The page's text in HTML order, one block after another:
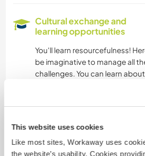
This website uses cookies
Like most sites, Workaway uses
the website’s usability. Cookies
ANIMALS
OUTDOOR ACTIVITIES
MOUNTAIN
WINTER SPORTS
YOGA / WELLNESS
Cultural exchange and
learning opportunities
You'll learn resourcefulness!
be imaginative to manage all
challenges. You can learn
processing fruits and
caving, paragliding, French
bit of circus arts, and Kundalini
Vous pourrez apprendre la
faire preuve d'imagination pour